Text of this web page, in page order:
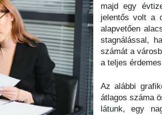
majd egy
jelentős volt a
alapvetően
stagnálással,
számát a
a teljes
Az alábbi
átlagos száma
látunk, egy